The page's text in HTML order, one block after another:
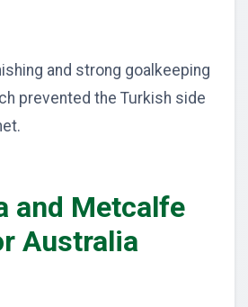
and strong goalkeeping
prevented the Turkish side
and Metcalfe
Australia